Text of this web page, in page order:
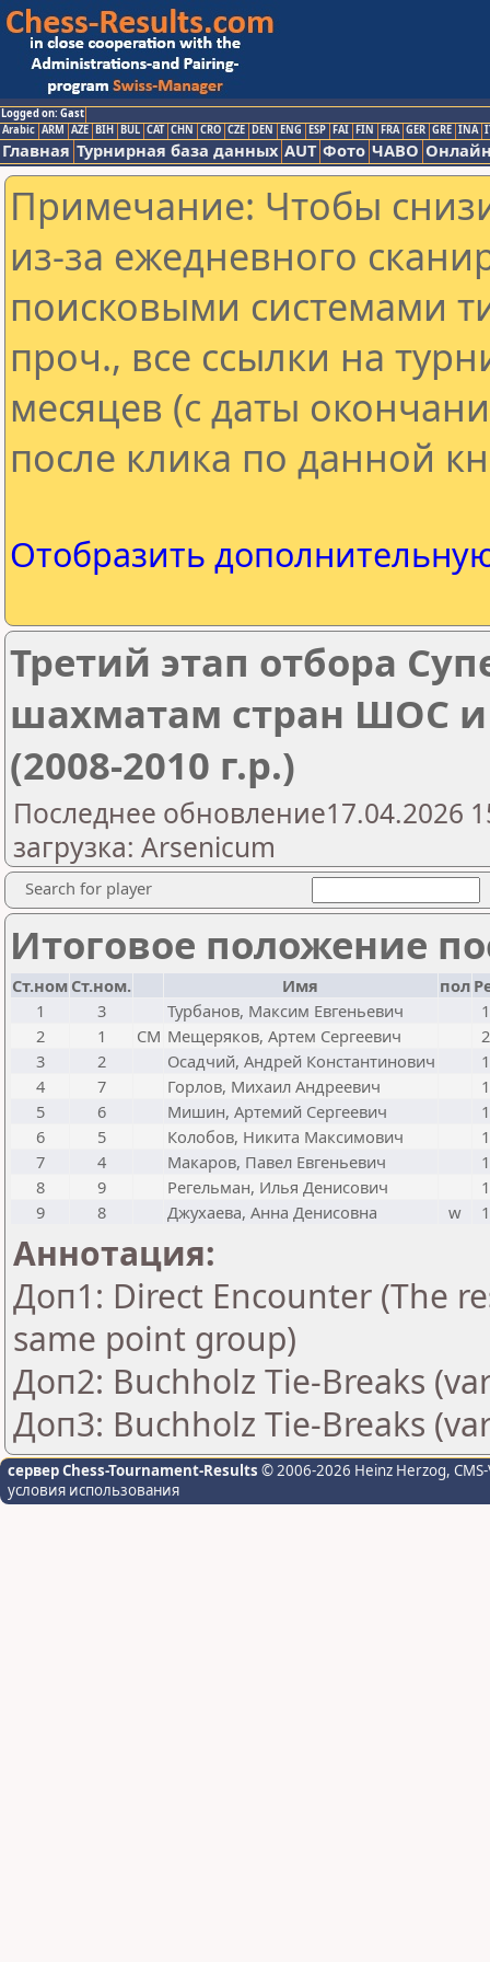
Logged on: Gast
Arabic ARM AZE BIH BUL CAT CHN CRO CZE DEN ENG ESP FAI FIN FRA GER GRE INA
Главная Турнирная база данных AUT Фото ЧАВО
Примечание: Чтобы
из-за ежедневного
поисковыми системами
проч., все ссылки на
месяцев (с даты
после клика по данной
Отобразить
Третий этап отбора
шахматам стран ШОС
(2008-2010 г.р.)
Последнее обновление17.04.2026
загрузка: Arsenicum
Search for player
Итоговое положение
Ст.ном Ст.ном. Имя пол
1
3 Турбанов, Максим Евгеньевич
2
1 CM Мещеряков, Артем Сергеевич
3
2 Осадчий, Андрей Константинович
4
7 Горлов, Михаил Андреевич
5
6 Мишин, Артемий Сергеевич
6
5 Колобов, Никита Максимович
7
4 Макаров, Павел Евгеньевич
8
9 Регельман, Илья Денисович
9
8 Джухаева, Анна Денисовна w
Аннотация:
Доп1: Direct Encounter (The
same point group)
Доп2: Buchholz Tie-Breaks
Доп3: Buchholz Tie-Breaks
сервер Chess-Tournament-Results © 2006-2026 Heinz Herzog,
условия использования